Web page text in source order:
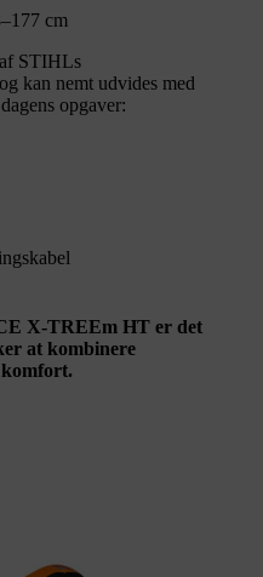
cm
STIHLs
kan nemt udvides med
opgaver:
X-TREEm HT er det
at kombinere